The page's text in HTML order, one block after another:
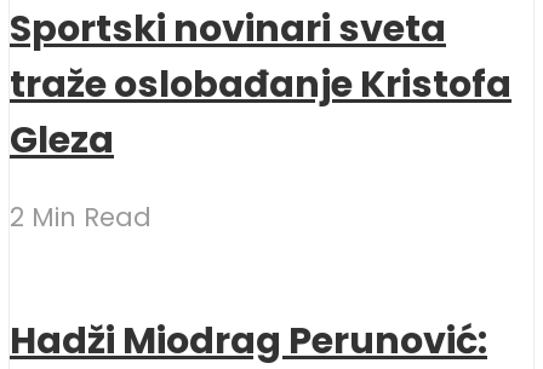
Sportski novinari sveta
traže oslobađanje Kristofa
Gleza
2 Min Read
Hadži Miodrag Perunović: